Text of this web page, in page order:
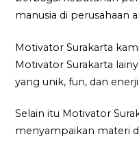
manusia di perusahaan
Motivator Surakarta
Motivator Surakarta
yang unik, fun, dan
Selain itu Motivator
menyampaikan materi